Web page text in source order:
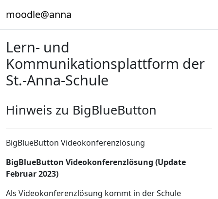
moodle@anna
Lern- und
Kommunikationsplattform der
St.-Anna-Schule
Hinweis zu BigBlueButton
BigBlueButton Videokonferenzlösung
BigBlueButton Videokonferenzlösung (Update
Februar 2023)
Als Videokonferenzlösung kommt in der Schule